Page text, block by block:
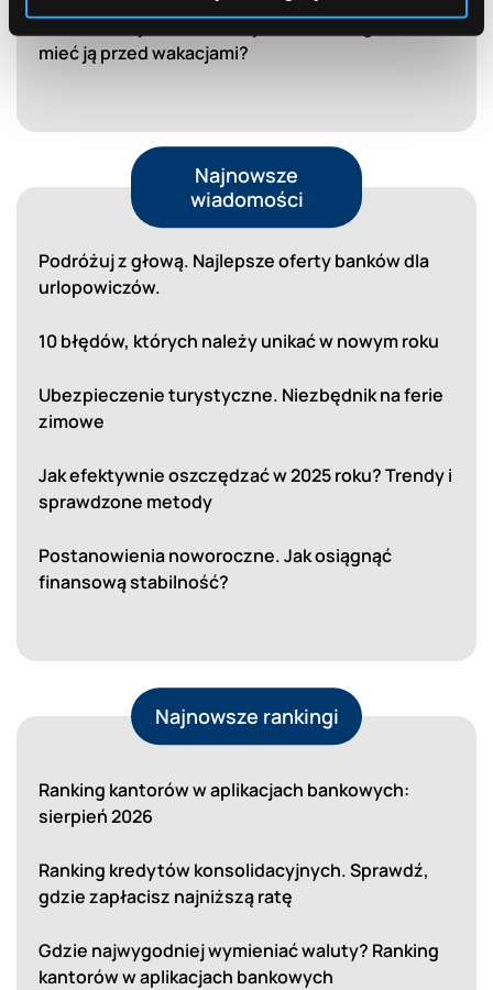
EKUZ bez tajemnic. Co to jest? I dlaczego warto
mieć ją przed wakacjami?
Najnowsze
wiadomości
Podróżuj z głową. Najlepsze oferty banków dla
urlopowiczów.
10 błędów, których należy unikać w nowym roku
Ubezpieczenie turystyczne. Niezbędnik na ferie
zimowe
Jak efektywnie oszczędzać w 2025 roku? Trendy i
sprawdzone metody
Postanowienia noworoczne. Jak osiągnąć
finansową stabilność?
Najnowsze rankingi
Ranking kantorów w aplikacjach bankowych:
sierpień 2026
Ranking kredytów konsolidacyjnych. Sprawdź,
gdzie zapłacisz najniższą ratę
Gdzie najwygodniej wymieniać waluty? Ranking
kantorów w aplikacjach bankowych